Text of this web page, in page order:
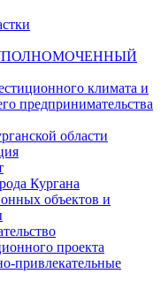
климата и
предпринимательства
области
Кургана
объектов и
проекта
привлекательные